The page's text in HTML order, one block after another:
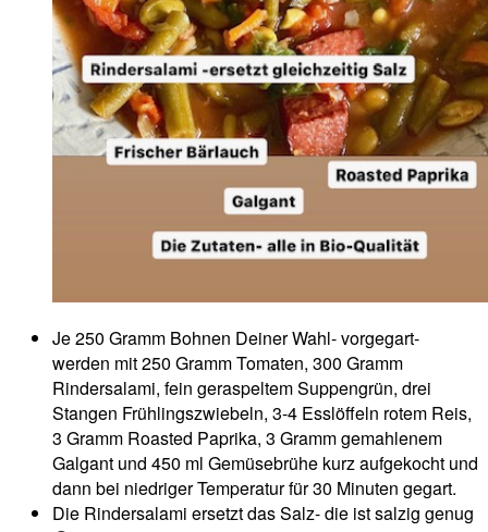
Je 250 Gramm Bohnen Deiner Wahl- vorgegart-
werden mit 250 Gramm Tomaten, 300 Gramm
Rindersalami, fein geraspeltem Suppengrün, drei
Stangen Frühlingszwiebeln, 3-4 Esslöffeln rotem Reis,
3 Gramm Roasted Paprika, 3 Gramm gemahlenem
Galgant und 450 ml Gemüsebrühe kurz aufgekocht und
dann bei niedriger Temperatur für 30 Minuten gegart.
Die Rindersalami ersetzt das Salz- die ist salzig genug